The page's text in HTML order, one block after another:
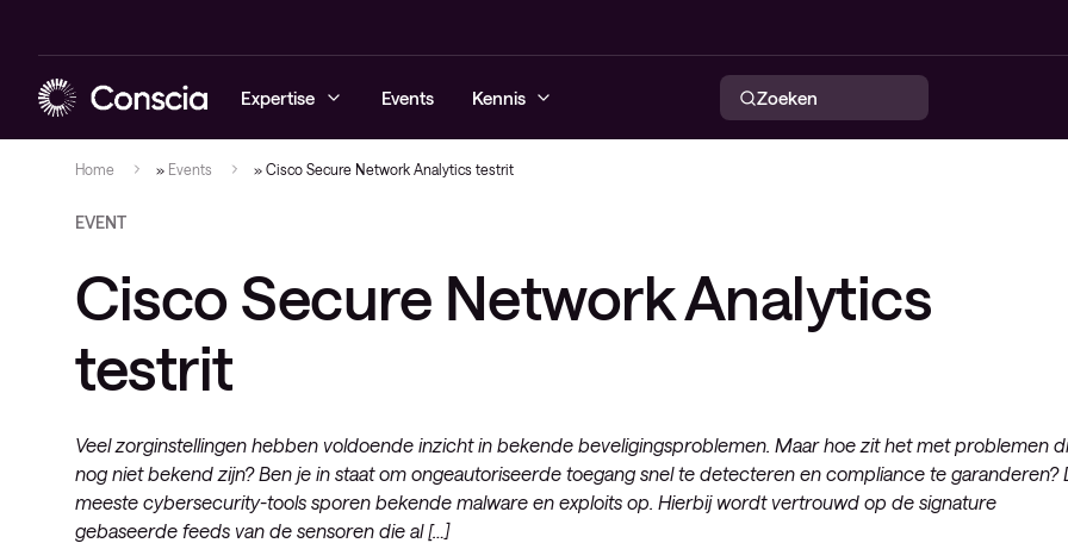
Expertise
Center (SOC)
Cybersecurity solutions
Conscia Maturity Assessment
Networking
Networking solutions
Intelligent WAN
Observability
Digital Employee Experience
Healthcare services
Service delivery platform (CNS)
IT-infrastructuur
Architectuurdienst
Events Kennis
Whitepaper
Events
Nieuws
Zoeken
Home » Events » Cisco Secure Network Analytics testrit
EVENT
Cisco Secure Network Analytics
testrit
Veel zorginstellingen hebben voldoende inzicht in bekende beveligingsproblemen. Maar hoe zit het met problemen
nog niet bekend zijn? Ben je in staat om ongeautoriseerde toegang snel te detecteren en compliance te garanderen?
meeste cybersecurity-tools sporen bekende malware en exploits op. Hierbij wordt vertrouwd op de signature
gebaseerde feeds van de sensoren die al […]